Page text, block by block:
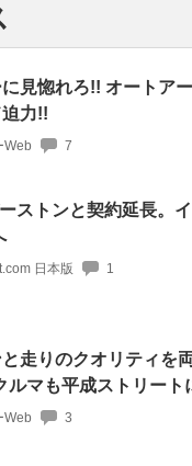
見惚れろ!! オートア
力!!
Web 7
ストンと契約延長。
日本版 1
と走りのクオリティ
ルマも平成ストリート
Web 3